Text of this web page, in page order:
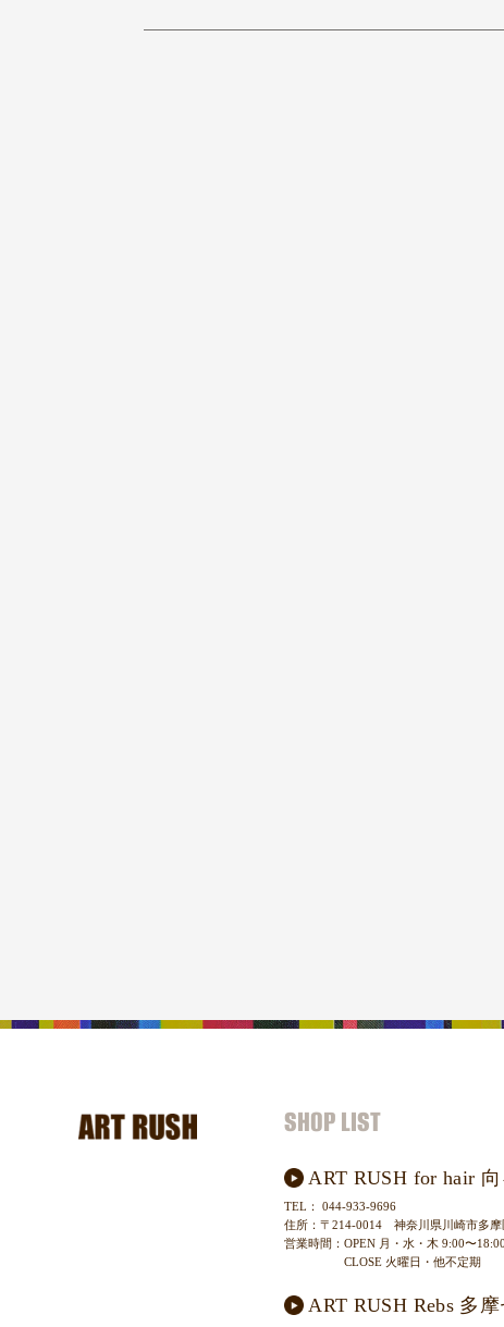
SHOP LIST
ART RUSH for hair
TEL ：044-933-9696
住所 ：〒214-0014神奈川県川崎市多
営業時間 ：OPEN 月・水・木 9:00〜
CLOSE 火曜日・他不定期
ART RUSH Rebs 多